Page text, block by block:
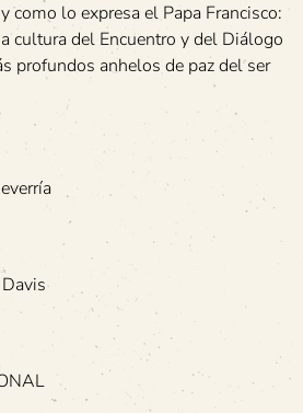
como lo expresa el Papa Francisco:
cultura del Encuentro y del Diálogo
profundos anhelos de paz del ser